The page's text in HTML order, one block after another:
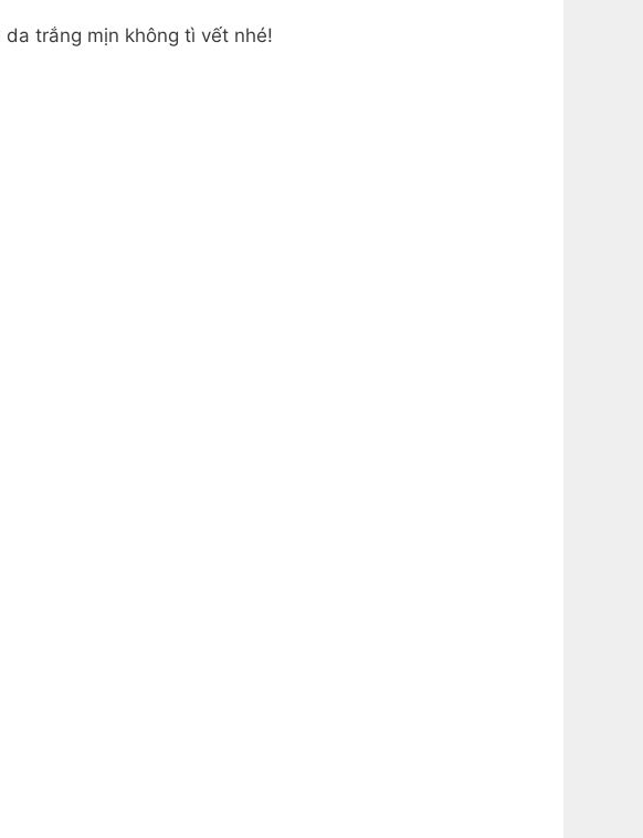
trắng mịn không tì vết nhé!